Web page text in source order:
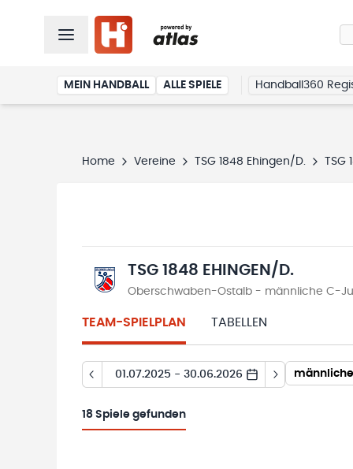
MEIN HANDBALL ALLE SPIELE Handball360
Home Vereine TSG 1848 Ehingen/D.
TSG 1848 EHINGEN/D.
Oberschwaben-Ostalb - männliche C-
TEAM-SPIELPLAN TABELLEN
01.07.2025 - 30.06.2026
18 Spiele gefunden